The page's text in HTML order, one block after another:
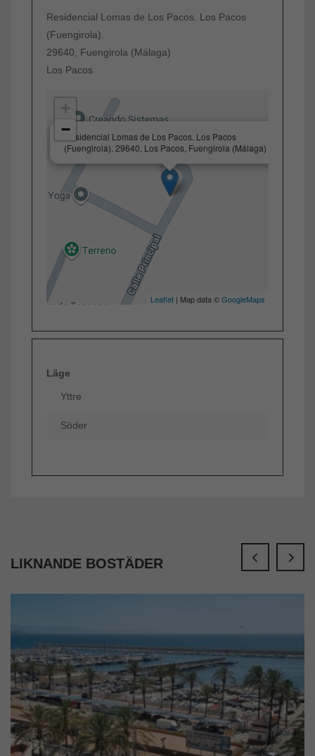
Residencial Lomas de Los Pacos. Los Pacos
(Fuengirola).
29640, Fuengirola (Málaga)
Los Pacos
Residencial Lomas de Los Pacos. Los Pacos
(Fuengirola). 29640, Los Pacos, Fuengirola (Málaga)
−
Leaflet | Map data ©GoogleMaps
Läge
Yttre
Söder
LIKNANDE BOSTÄDER